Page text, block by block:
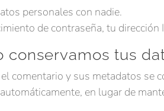
personales con nadie.
de contraseña, tu
conservamos tus
comentario y sus metadatos se
en lugar de